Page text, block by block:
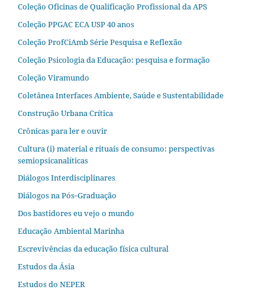
Coleção Oficinas de Qualificação Profissional da APS
Coleção PPGAC ECA USP 40 anos
Coleção ProfCiAmb Série Pesquisa e Reflexão
Coleção Psicologia da Educação: pesquisa e formação
Coleção Viramundo
Coletânea Interfaces Ambiente, Saúde e Sustentabilidade
Construção Urbana Crítica
Crônicas para ler e ouvir
Cultura (i) material e rituais de consumo: perspectivas
semiopsicanalíticas
Diálogos Interdisciplinares
Diálogos na Pós‐Graduação
Dos bastidores eu vejo o mundo
Educação Ambiental Marinha
Escrevivências da educação física cultural
Estudos da Ásia​
Estudos do NEPER